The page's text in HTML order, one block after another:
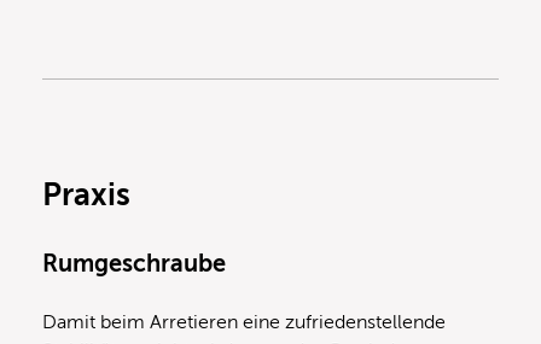
Praxis
Rumgeschraube
Damit beim Arretieren eine zufriedenstellende